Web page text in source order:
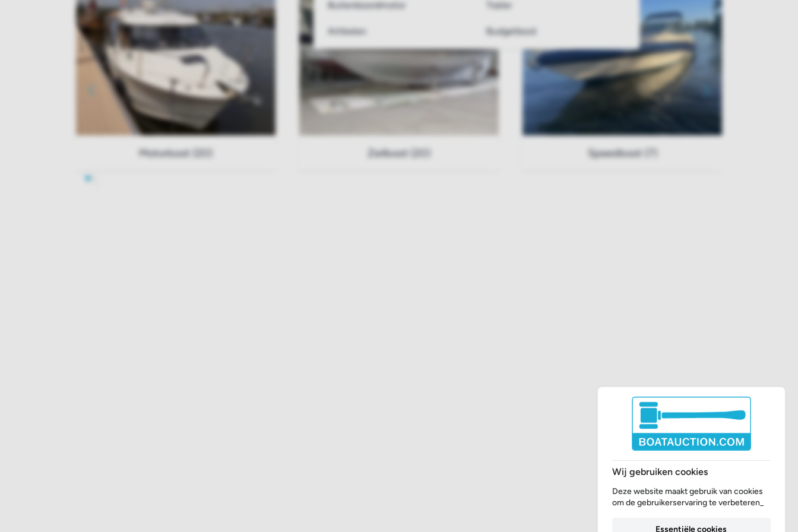
Buitenboordmotor Trailer
Artikelen Budgetboot
Motorboot (20) Zeilboot (20) Speedboot (7)
Wij gebruiken cookies
Deze website maakt gebruik van cookies
om de gebruikerservaring te verbeteren_
Essentiële cookies